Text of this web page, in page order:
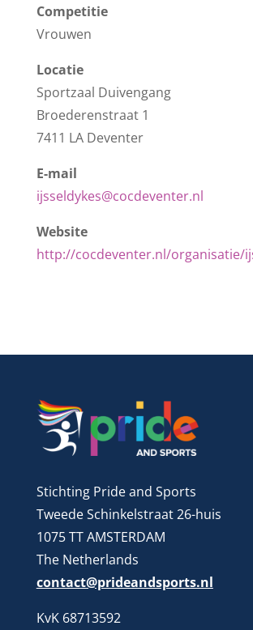
Competitie
Vrouwen
Locatie
Sportzaal Duivengang
Broederenstraat 1
7411 LA Deventer
E-mail
ijsseldykes@cocdeventer.nl
Website
http://cocdeventer.nl/organisatie/
Stichting Pride and Sports
Tweede Schinkelstraat 26-huis
1075 TT AMSTERDAM
The Netherlands
contact@prideandsports.nl
KvK 68713592